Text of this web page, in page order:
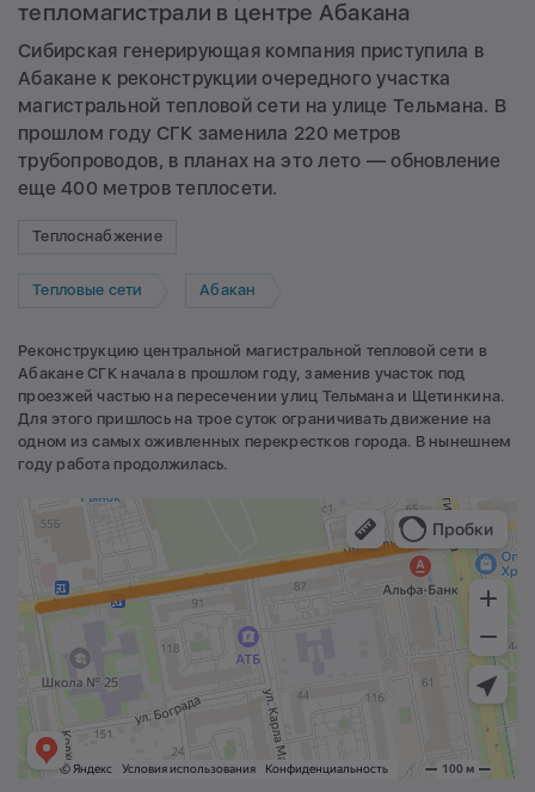
тепломагистрали в центре Абакана
Сибирская генерирующая компания приступила в
Абакане к реконструкции очередного участка
магистральной тепловой сети на улице Тельмана. В
прошлом году СГК заменила 220 метров
трубопроводов, в планах на это лето — обновление
еще 400 метров теплосети.
Теплоснабжение
Тепловые сети Абакан
Реконструкцию центральной магистральной тепловой сети в
Абакане СГК начала в прошлом году, заменив участок под
проезжей частью на пересечении улиц Тельмана и Щетинкина.
Для этого пришлось на трое суток ограничивать движение на
одном из самых оживленных перекрестков города. В нынешнем
году работа продолжилась.